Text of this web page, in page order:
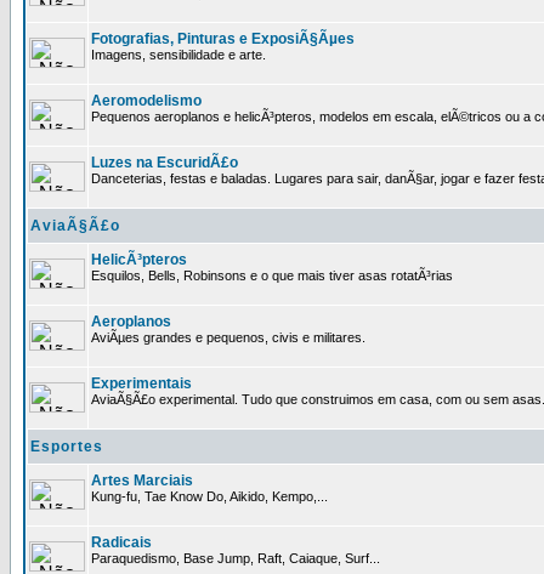
Fotografias, Pinturas e ExposiÃ§Ãµes
Imagens, sensibilidade e arte.
Aeromodelismo
Pequenos aeroplanos e helicÃ³pteros, modelos em escala, elÃ©tricos ou a
Luzes na EscuridÃ£o
Danceterias, festas e baladas. Lugares para sair, danÃ§ar, jogar e fazer
AviaÃ§Ã£o
HelicÃ³pteros
Esquilos, Bells, Robinsons e o que mais tiver asas rotatÃ³rias
Aeroplanos
AviÃµes grandes e pequenos, civis e militares.
Experimentais
AviaÃ§Ã£o experimental. Tudo que construimos em casa, com ou sem asas.
Esportes
Artes Marciais
Kung-fu, Tae Know Do, Aikido, Kempo,...
Radicais
Paraquedismo, Base Jump, Raft, Caiaque, Surf...